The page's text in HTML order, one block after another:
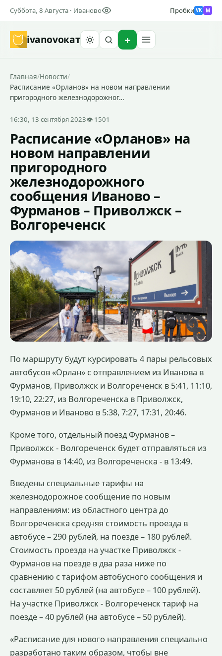
Суббота, 8 Августа · Иваново Пробки VK M
ivanovoкат
Главная/Новости/
Расписание «Орланов» на новом направлении
пригородного железнодорожног…
16:30, 13 сентября 2023👁 1501
Расписание «Орланов» на
новом направлении
пригородного
железнодорожного
сообщения Иваново –
Фурманов – Приволжск –
Волгореченск
По маршруту будут курсировать 4 пары рельсовых
автобусов «Орлан» с отправлением из Иванова в
Фурманов, Приволжск и Волгореченск в 5:41, 11:10,
19:10, 22:27, из Волгореченска в Приволжск,
Фурманов и Иваново в 5:38, 7:27, 17:31, 20:46.
Кроме того, отдельный поезд Фурманов –
Приволжск - Волгореченск будет отправляться из
Фурманова в 14:40, из Волгореченска - в 13:49.
Введены специальные тарифы на
железнодорожное сообщение по новым
направлениям: из областного центра до
Волгореченска средняя стоимость проезда в
автобусе – 290 рублей, на поезде – 180 рублей.
Стоимость проезда на участке Приволжск -
Фурманов на поезде в два раза ниже по
сравнению с тарифом автобусного сообщения и
составляет 50 рублей (на автобусе – 100 рублей).
На участке Приволжск - Волгореченск тариф на
поезде – 40 рублей (на автобусе – 50 рублей).
«Расписание для нового направления специально
разработано таким образом, чтобы вне